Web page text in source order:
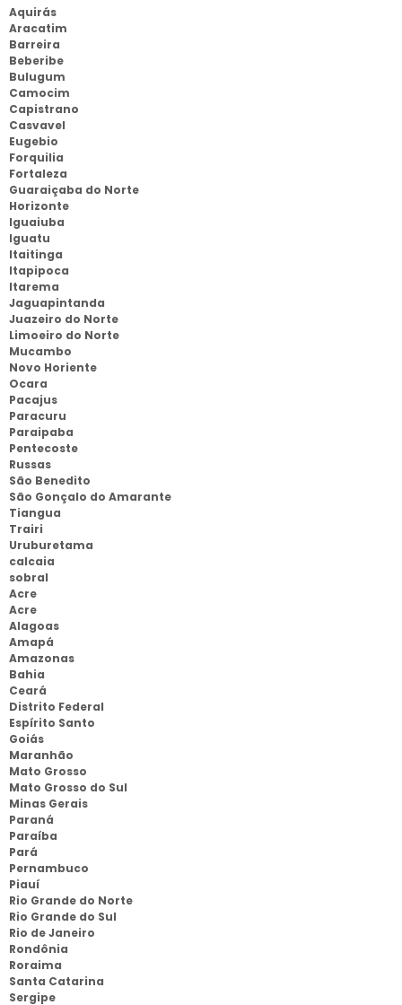
Aquirás
Aracatim
Barreira
Beberibe
Bulugum
Camocim
Capistrano
Casvavel
Eugebio
Forquilia
Fortaleza
Guaraiçaba do Norte
Horizonte
Iguaiuba
Iguatu
Itaitinga
Itapipoca
Itarema
Jaguapintanda
Juazeiro do Norte
Limoeiro do Norte
Mucambo
Novo Horiente
Ocara
Pacajus
Paracuru
Paraipaba
Pentecoste
Russas
São Benedito
São Gonçalo do Amarante
Tiangua
Trairi
Uruburetama
calcaia
sobral
Acre
Acre
Alagoas
Amapá
Amazonas
Bahia
Ceará
Distrito Federal
Espírito Santo
Goiás
Maranhão
Mato Grosso
Mato Grosso do Sul
Minas Gerais
Paraná
Paraíba
Pará
Pernambuco
Piauí
Rio Grande do Norte
Rio Grande do Sul
Rio de Janeiro
Rondônia
Roraima
Santa Catarina
Sergipe